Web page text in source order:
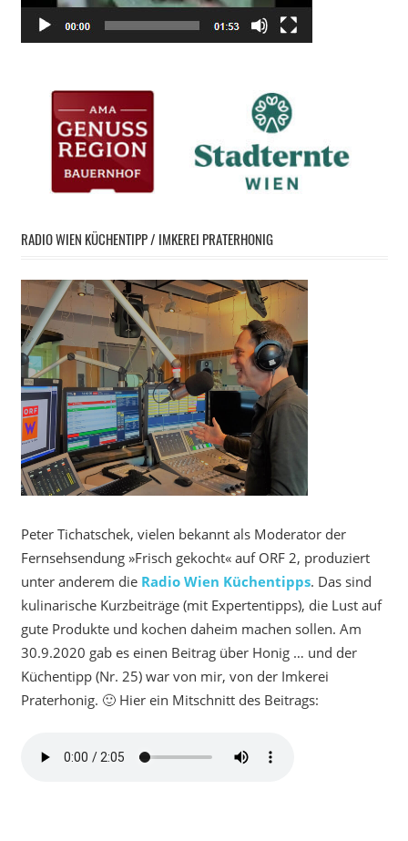
RADIO WIEN KÜCHENTIPP / IMKEREI PRATERHONIG
Peter Tichatschek, vielen bekannt als Moderator der
Fernsehsendung »Frisch gekocht« auf ORF 2, produziert
unter anderem die Radio Wien Küchentipps. Das sind
kulinarische Kurzbeiträge (mit Expertentipps), die Lust auf
gute Produkte und kochen daheim machen sollen. Am
30.9.2020 gab es einen Beitrag über Honig … und der
Küchentipp (Nr. 25) war von mir, von der Imkerei
Praterhonig. 🙂 Hier ein Mitschnitt des Beitrags: